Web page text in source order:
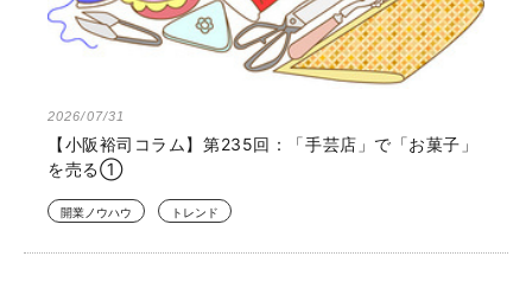
2026/07/31
【小阪裕司コラム】第235回：「手芸店」で「お菓子」
を売る①
開業ノウハウ トレンド